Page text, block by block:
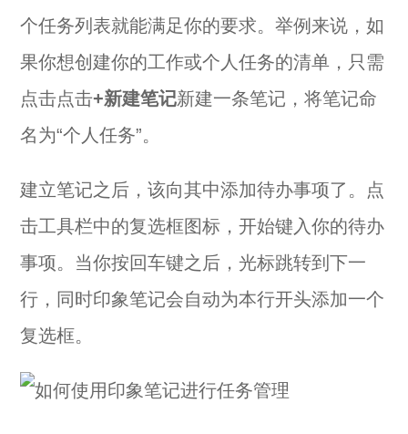
个任务列表就能满足你的要求。举例来说，如
果你想创建你的工作或个人任务的清单，只需
点击点击+新建笔记新建一条笔记，将笔记命
名为“个人任务”。
建立笔记之后，该向其中添加待办事项了。点
击工具栏中的复选框图标，开始键入你的待办
事项。当你按回车键之后，光标跳转到下一
行，同时印象笔记会自动为本行开头添加一个
复选框。